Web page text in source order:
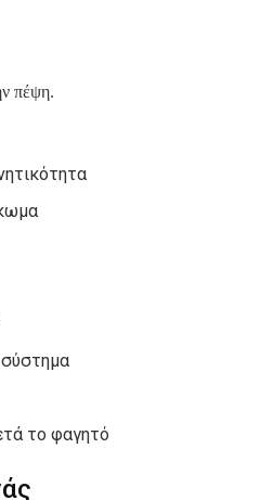
πέψη.
το φαγητό